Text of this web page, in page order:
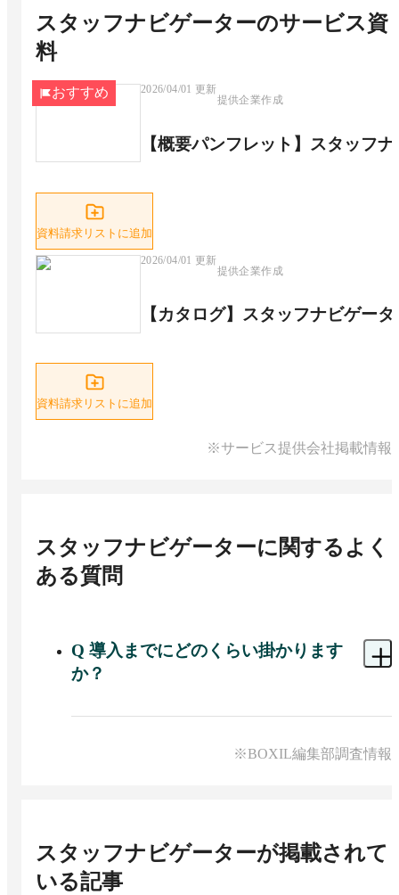
スタッフナビゲーターのサービス資
料
おすすめ 2026/04/01 更新
提供企業作成
【概要パンフレット】スタッフ
資料請求リストに追加
2026/04/01 更新
提供企業作成
【カタログ】スタッフナビゲータ
資料請求リストに追加
※サービス提供会社掲載情報
スタッフナビゲーターに関するよく
ある質問
Q 導入までにどのくらい掛かります
か？
A それまでに他システムを利用していた場合や、
取込み形式に直していただくことでシステムに取
※BOXIL編集部調査情報
スタッフナビゲーターが掲載されて
いる記事